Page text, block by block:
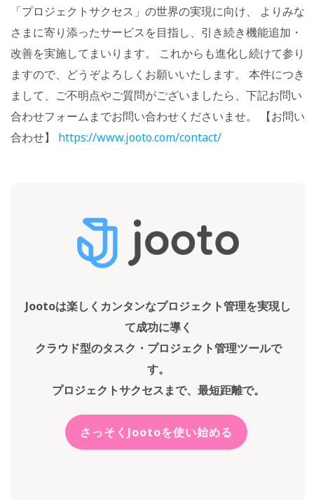
「プロジェクトサクセス」の世界の実現に向け、 よりみな
さまに寄り添ったサービスを目指し、引き続き機能追加・
改善を実施してまいります。 これからも進化し続けて参り
ますので、どうぞよろしくお願いいたします。 本件につき
まして、ご不明点やご質問がございましたら、下記お問い
合わせフォームまでお問い合わせくださいませ。 【お問い
合わせ】 https://www.jooto.com/contact/
Jootoは楽しくカンタンなプロジェクト管理を実現し
て成功に導く
クラウド型のタスク・プロジェクト管理ツールで
す。
プロジェクトサクセスまで、最短距離で。
さっそくJootoを使い始める